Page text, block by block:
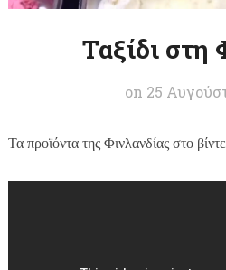
Ταξίδι στη
on 25
Τα προϊόντα της Φινλανδίας στο